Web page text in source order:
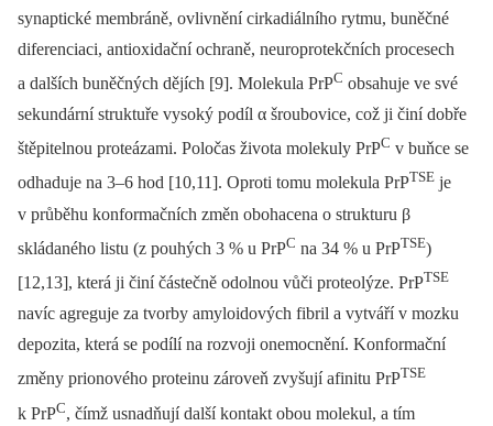
synaptické membráně, ovlivnění cirkadiálního rytmu, buněčné
diferenciaci, antioxidační ochraně, neuroprotekčních procesech
a dalších buněčných dějích [9]. Molekula PrPC obsahuje ve své
sekundární struktuře vysoký podíl α šroubovice, což ji činí dobře
štěpitelnou proteázami. Poločas života molekuly PrPC v buňce se
odhaduje na 3–6 hod [10,11]. Oproti tomu molekula PrPTSE je
v průběhu konformačních změn obohacena o strukturu β
skládaného listu (z pouhých 3 % u PrPC na 34 % u PrPTSE)
[12,13], která ji činí částečně odolnou vůči proteolýze. PrPTSE
navíc agreguje za tvorby amyloidových fibril a vytváří v mozku
depozita, která se podílí na rozvoji onemocnění. Konformační
změny prionového proteinu zároveň zvyšují afinitu PrPTSE
k PrPC, čímž usnadňují další kontakt obou molekul, a tím